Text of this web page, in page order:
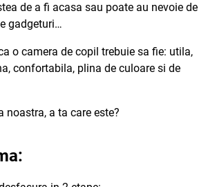
de a fi acasa sau poate au nevoie de
gadgeturi…
o camera de copil trebuie sa fie: utila,
confortabila, plina de culoare si de
noastra, a ta care este?